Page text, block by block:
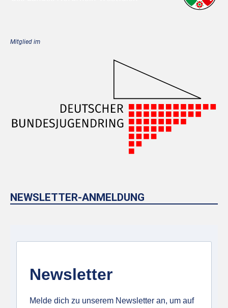
Mitglied im
NEWSLETTER-ANMELDUNG
Newsletter
Melde dich zu unserem Newsletter an, um auf